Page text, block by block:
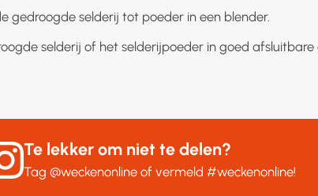
gedroogde selderij tot poeder in een blender.
selderij of het selderijpoeder in goed afsluitbare
Te lekker om niet te delen?
Tag@weckenonline of vermeld#weckenonline!